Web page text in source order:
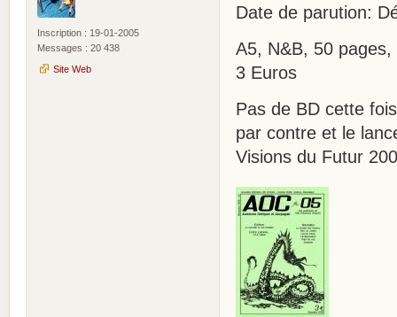
Inscription : 19-01-2005
Messages : 20 438
Site Web
Date de parution:
A5, N&B, 50
3 Euros
Pas de BD cette
par contre et le
Visions du Futur